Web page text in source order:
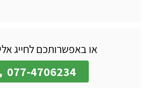
או באפשרותכם לחייג
077-4706234